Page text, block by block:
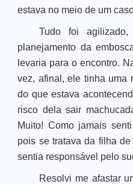
estava no meio de um
Tudo foi
planejamento da
levaria para o encontro.
vez, afinal, ele tinha uma
do que estava
risco dela sair
Muito! Como jamais
pois se tratava da filha
sentia responsável pelo
Resolvi me afastar